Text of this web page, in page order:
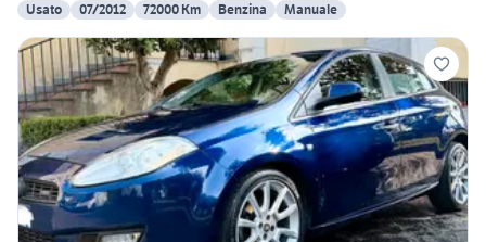
Usato
07/2012 72000 Km Benzina Manuale